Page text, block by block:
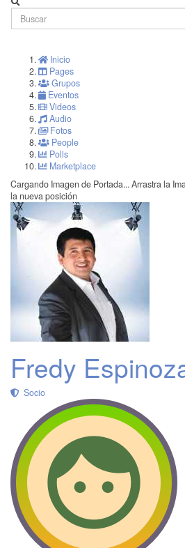
Inicio
Pages
Grupos
Eventos
Videos
Audio
Fotos
People
Polls
Marketplace
Cargando Imagen de Portada... Arrastra la
la nueva posición
Fredy
Socio